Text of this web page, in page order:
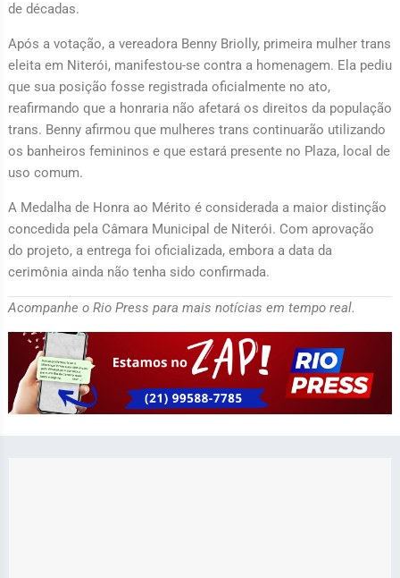
de décadas.
Após a votação, a vereadora Benny Briolly, primeira mulher trans
eleita em Niterói, manifestou-se contra a homenagem. Ela pediu
que sua posição fosse registrada oficialmente no ato,
reafirmando que a honraria não afetará os direitos da população
trans. Benny afirmou que mulheres trans continuarão utilizando
os banheiros femininos e que estará presente no Plaza, local de
uso comum.
A Medalha de Honra ao Mérito é considerada a maior distinção
concedida pela Câmara Municipal de Niterói. Com aprovação
do projeto, a entrega foi oficializada, embora a data da
cerimônia ainda não tenha sido confirmada.
Acompanhe o Rio Press para mais notícias em tempo real.